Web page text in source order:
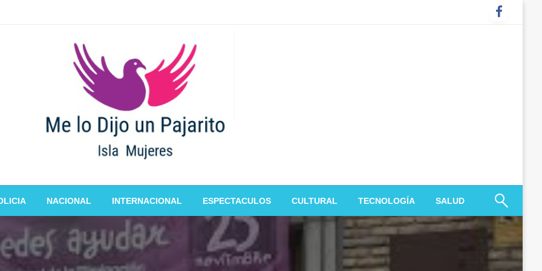
NACIONAL INTERNACIONAL ESPECTACULOS CULTURAL TECNOLOGÍA SALUD